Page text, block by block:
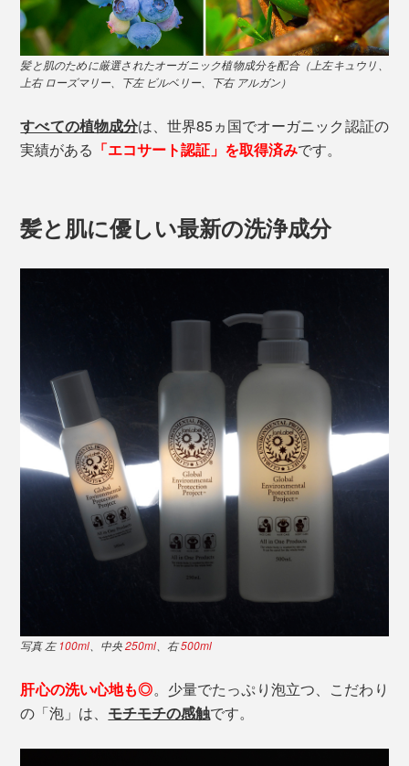
髪と肌のために厳選されたオーガニック植物成分を配合（上左キュウリ、
上右 ローズマリー、下左 ビルベリー、下右 アルガン）
すべての植物成分は、世界85ヵ国でオーガニック認証の
実績がある 「エコサート認証」を取得済みです。
髪と肌に優しい最新の洗浄成分
写真 左 100ml 、中央250ml 、右500ml
肝心の洗い心地も◎。少量でたっぷり泡立つ、こだわり
の「泡」は、 モチモチの感触です。